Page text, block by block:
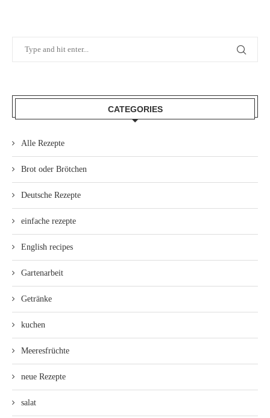
CATEGORIES
Alle Rezepte
Brot oder Brötchen
Deutsche Rezepte
einfache rezepte
English recipes
Gartenarbeit
Getränke
kuchen
Meeresfrüchte
neue Rezepte
salat